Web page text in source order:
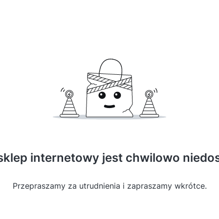
internetowy jest chwilowo
Przepraszamy za utrudnienia i zapraszamy wkrótce.